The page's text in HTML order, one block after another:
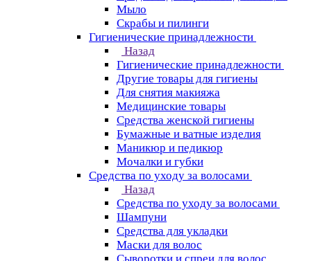
Мыло
Скрабы и пилинги
Гигиенические принадлежности
Назад
Гигиенические принадлежности
Другие товары для гигиены
Для снятия макияжа
Медицинские товары
Средства женской гигиены
Бумажные и ватные изделия
Маникюр и педикюр
Мочалки и губки
Средства по уходу за волосами
Назад
Средства по уходу за волосами
Шампуни
Средства для укладки
Маски для волос